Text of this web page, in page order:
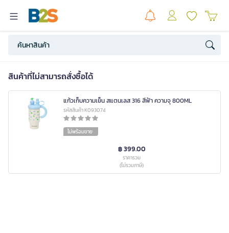
สินค้าที่ไม่สามารถสั่งซื้อได้
แก้วเก็บความเย็น สแตนเลส 316 สีฟ้า ความจุ 800ML
รหัสสินค้า K093074
ไม่พร้อมขาย
฿ 399.00
ราคารวม
(ไม่รวมภาษี)